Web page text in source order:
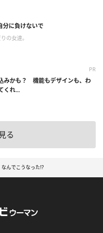
分に負けないで
の女達。
PR
みかも？ 機能もデザインも、わ
くれ...
る
なんでこうなった!?